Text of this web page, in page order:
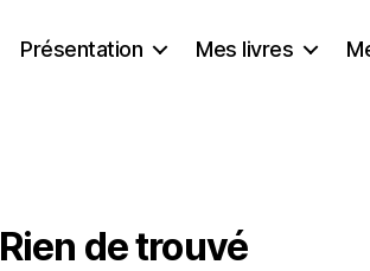
Présentation Mes livres
Rien de trouvé